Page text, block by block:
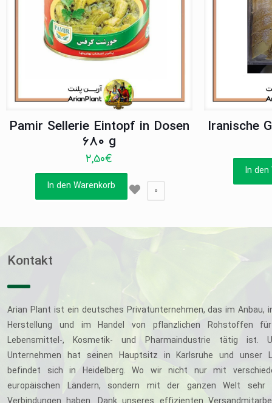
Pamir Sellerie Eintopf in Dosen
680 g
2,50€
In den Warenkorb 0
Iranische
In den
Kontakt
Arian Plant ist ein deutsches Privatunternehmen, das im Anbau,
Herstellung und im Handel von pflanzlichen Rohstoffen
Lebensmittel-, Kosmetik- und Pharmaindustrie tätig ist.
Unternehmen hat seinen Hauptsitz in Karlsruhe und unser
befindet sich in Heidelberg. Wo wir nicht nur mit
europäischen Ländern, sondern mit der ganzen Welt sehr